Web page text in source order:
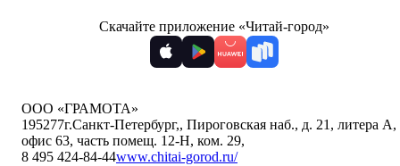
Скачайте приложение «Читай-город»
ООО «ГРАМОТА»
195277г.Санкт-Петербург,, Пироговская наб., д. 21, литера А,
офис 63, часть помещ. 12-Н, ком. 29,
8 495 424-84-44www.chitai-gorod.ru/